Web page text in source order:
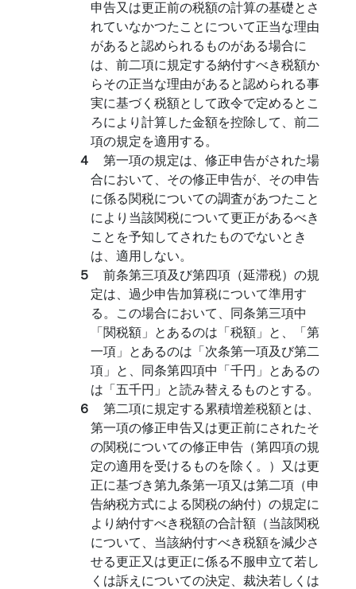
申告又は更正前の税額の計算の基礎とさ
れていなかつたことについて正当な理由
があると認められるものがある場合に
は、前二項に規定する納付すべき税額か
らその正当な理由があると認められる事
実に基づく税額として政令で定めるとこ
ろにより計算した金額を控除して、前二
項の規定を適用する。
４ 第一項の規定は、修正申告がされた場
合において、その修正申告が、その申告
に係る関税についての調査があつたこと
により当該関税について更正があるべき
ことを予知してされたものでないとき
は、適用しない。
５ 前条第三項及び第四項（延滞税）の規
定は、過少申告加算税について準用す
る。この場合において、同条第三項中
「関税額」とあるのは「税額」と、「第
一項」とあるのは「次条第一項及び第二
項」と、同条第四項中「千円」とあるの
は「五千円」と読み替えるものとする。
６ 第二項に規定する累積増差税額とは、
第一項の修正申告又は更正前にされたそ
の関税についての修正申告（第四項の規
定の適用を受けるものを除く。）又は更
正に基づき第九条第一項又は第二項（申
告納税方式による関税の納付）の規定に
より納付すべき税額の合計額（当該関税
について、当該納付すべき税額を減少さ
せる更正又は更正に係る不服申立て若し
くは訴えについての決定、裁決若しくは